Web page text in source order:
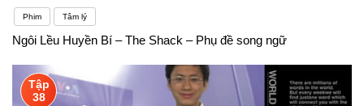
Phim Tâm lý
Ngôi Lều Huyền Bí – The Shack – Phụ đề song ngữ
Tập
38